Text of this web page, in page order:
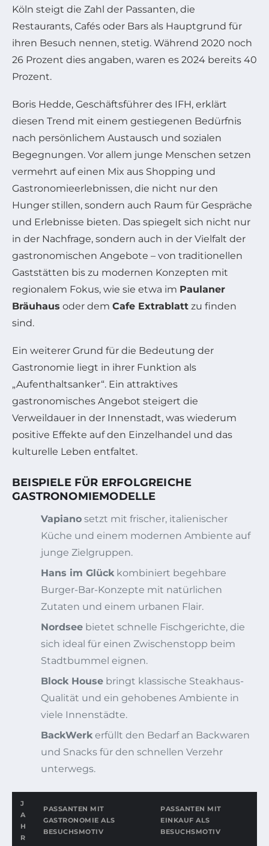
Köln steigt die Zahl der Passanten, die
Restaurants, Cafés oder Bars als Hauptgrund für
ihren Besuch nennen, stetig. Während 2020 noch
26 Prozent dies angaben, waren es 2024 bereits 40
Prozent.
Boris Hedde, Geschäftsführer des IFH, erklärt
diesen Trend mit einem gestiegenen Bedürfnis
nach persönlichem Austausch und sozialen
Begegnungen. Vor allem junge Menschen setzen
vermehrt auf einen Mix aus Shopping und
Gastronomieerlebnissen, die nicht nur den
Hunger stillen, sondern auch Raum für Gespräche
und Erlebnisse bieten. Das spiegelt sich nicht nur
in der Nachfrage, sondern auch in der Vielfalt der
gastronomischen Angebote – von traditionellen
Gaststätten bis zu modernen Konzepten mit
regionalem Fokus, wie sie etwa im Paulaner
Bräuhaus oder dem Cafe Extrablatt zu finden
sind.
Ein weiterer Grund für die Bedeutung der
Gastronomie liegt in ihrer Funktion als
„Aufenthaltsanker“. Ein attraktives
gastronomisches Angebot steigert die
Verweildauer in der Innenstadt, was wiederum
positive Effekte auf den Einzelhandel und das
kulturelle Leben entfaltet.
BEISPIELE FÜR ERFOLGREICHE
GASTRONOMIEMODELLE
Vapiano setzt mit frischer, italienischer
Küche und einem modernen Ambiente auf
junge Zielgruppen.
Hans im Glückkombiniert begehbare
Burger-Bar-Konzepte mit natürlichen
Zutaten und einem urbanen Flair.
Nordsee bietet schnelle Fischgerichte, die
sich ideal für einen Zwischenstopp beim
Stadtbummel eignen.
Block House bringt klassische Steakhaus-
Qualität und ein gehobenes Ambiente in
viele Innenstädte.
BackWerkerfüllt den Bedarf an Backwaren
und Snacks für den schnellen Verzehr
unterwegs.
J
A
H
R
PASSANTEN MIT
GASTRONOMIE ALS
BESUCHSMOTIV
PASSANTEN MIT
EINKAUF ALS
BESUCHSMOTIV